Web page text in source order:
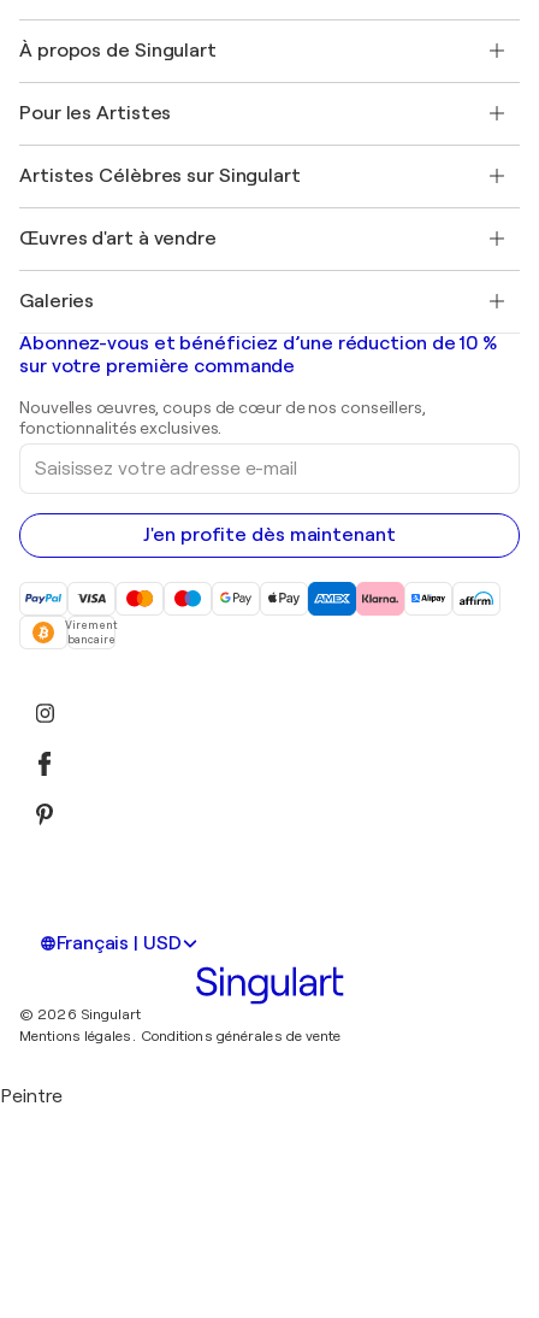
Expédition
Offrir une carte cadeau
Rejoignez notre programme commercial
Mon compte
+33 1 76 44 06 42
À propos de Singulart
FAQ
Magazine Singulart
Emplois
Découvrez une sélection d'art original
Pour les Artistes
Se connecter en tant qu'Artiste
Artistes Célèbres sur Singulart
Marc Chagall
Banksy
Mr. Brainwash
Shepard Fairey
Œuvres d'art à vendre
Tableaux abstraits à vendre
Peintures de paysage
Estampes
Peintures acryliques
Galeries
Galeries d'art en France
Galeries d'art en Belgique
Abonnez-vous et bénéficiez d’une réduction de 10 %
sur votre première commande
Nouvelles œuvres, coups de cœur de nos conseillers,
fonctionnalités exclusives.
Saisissez
votre
adresse
e-
mail
J'en profite dès maintenant
Virement
bancaire
Français | USD
© 2026 Singulart
Mentions légales.
Conditions générales de vente
Peintre